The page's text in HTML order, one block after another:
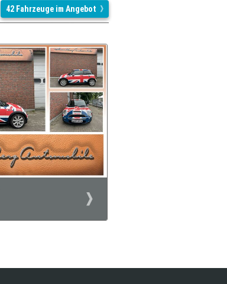
42 Fahrzeuge im Angebot